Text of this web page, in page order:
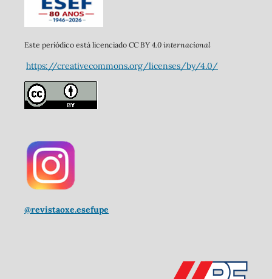
Este periódico está licenciado CC BY 4.0 internacional
https://creativecommons.org/licenses/by/4.0/
@revistaoxe.esefupe